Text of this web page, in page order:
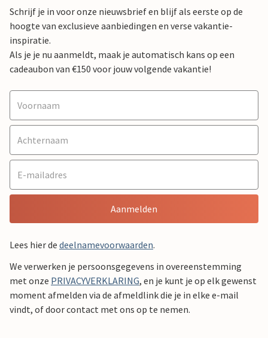
Schrijf je in voor onze nieuwsbrief en blijf als eerste op de
hoogte van exclusieve aanbiedingen en verse vakantie-
inspiratie.
Als je je nu aanmeldt, maak je automatisch kans op een
cadeaubon van €150 voor jouw volgende vakantie!
Aanmelden
Lees hier de deelnamevoorwaarden.
We verwerken je persoonsgegevens in overeenstemming
met onze PRIVACYVERKLARING, en je kunt je op elk gewenst
moment afmelden via de afmeldlink die je in elke e-mail
vindt, of door contact met ons op te nemen.